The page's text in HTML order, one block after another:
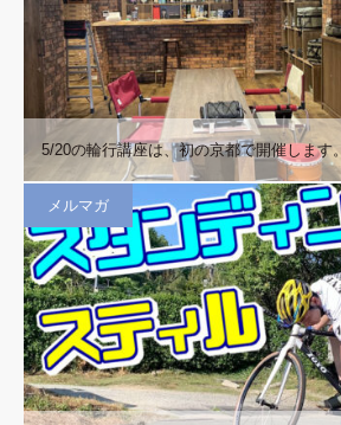
5/20の輪行講座は、初の京都で開催します。
メルマガ